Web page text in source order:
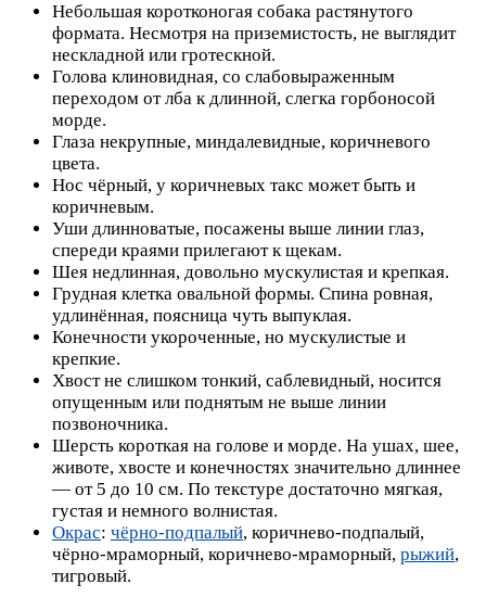
Небольшая коротконогая собака растянутого
формата. Несмотря на приземистость, не выглядит
нескладной или гротескной.
Голова клиновидная, со слабовыраженным
переходом от лба к длинной, слегка горбоносой
морде.
Глаза некрупные, миндалевидные, коричневого
цвета.
Нос чёрный, у коричневых такс может быть и
коричневым.
Уши длинноватые, посажены выше линии глаз,
спереди краями прилегают к щекам.
Шея недлинная, довольно мускулистая и крепкая.
Грудная клетка овальной формы. Спина ровная,
удлинённая, поясница чуть выпуклая.
Конечности укороченные, но мускулистые и
крепкие.
Хвост не слишком тонкий, саблевидный, носится
опущенным или поднятым не выше линии
позвоночника.
Шерсть короткая на голове и морде. На ушах, шее,
животе, хвосте и конечностях значительно длиннее
— от 5 до 10 см. По текстуре достаточно мягкая,
густая и немного волнистая.
Окрас: чёрно-подпалый, коричнево-подпалый,
чёрно-мраморный, коричнево-мраморный, рыжий,
тигровый.